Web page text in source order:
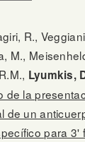
R.,
M.,
Lyumkis,
de la
de un
para 3'